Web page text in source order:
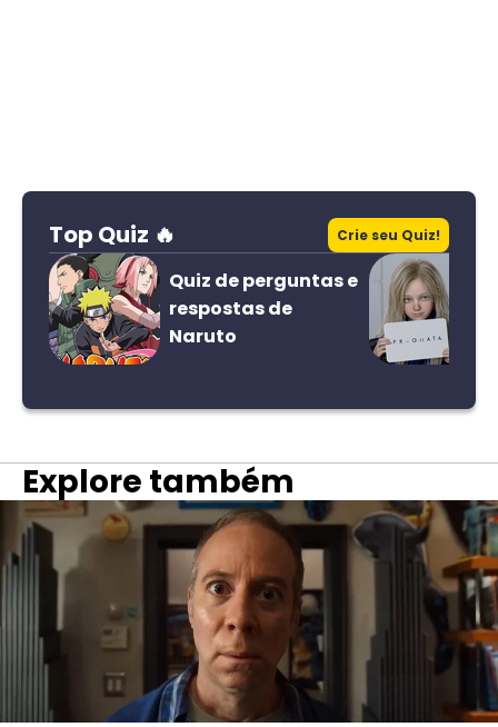
Top Quiz 🔥 Crie seu Quiz!
Quiz de perguntas e
respostas de
Naruto
Explore também